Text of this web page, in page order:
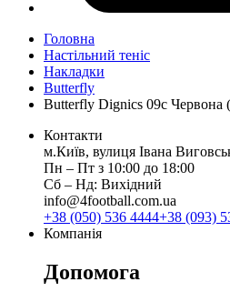
Головна
Настільний теніс
Накладки
Butterfly
Butterfly Dignics 09c Червона
Контакти
м.Київ, вулиця Івана
Пн ‒ Пт з 10:00 до 18:00
Сб ‒ Нд: Вихідний
info@4football.com.ua
+38 (050) 536 4444+38 (093)
Компанія
Допомога